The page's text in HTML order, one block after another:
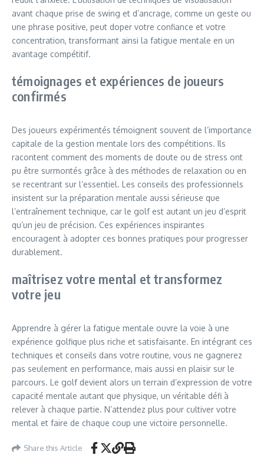
avant chaque prise de swing et d’ancrage, comme un geste ou
une phrase positive, peut doper votre confiance et votre
concentration, transformant ainsi la fatigue mentale en un
avantage compétitif.
témoignages et expériences de joueurs
confirmés
Des joueurs expérimentés témoignent souvent de l’importance
capitale de la gestion mentale lors des compétitions. Ils
racontent comment des moments de doute ou de stress ont
pu être surmontés grâce à des méthodes de relaxation ou en
se recentrant sur l’essentiel. Les conseils des professionnels
insistent sur la préparation mentale aussi sérieuse que
l’entraînement technique, car le golf est autant un jeu d’esprit
qu’un jeu de précision. Ces expériences inspirantes
encouragent à adopter ces bonnes pratiques pour progresser
durablement.
maîtrisez votre mental et transformez
votre jeu
Apprendre à gérer la fatigue mentale ouvre la voie à une
expérience golfique plus riche et satisfaisante. En intégrant ces
techniques et conseils dans votre routine, vous ne gagnerez
pas seulement en performance, mais aussi en plaisir sur le
parcours. Le golf devient alors un terrain d’expression de votre
capacité mentale autant que physique, un véritable défi à
relever à chaque partie. N’attendez plus pour cultiver votre
mental et faire de chaque coup une victoire personnelle.
Share this Article